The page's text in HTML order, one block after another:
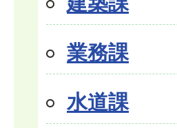
業務課
水道課